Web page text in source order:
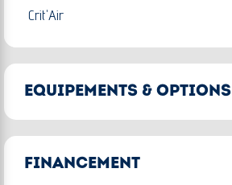
Crit'Air
EQUIPEMENTS & OPTIONS
Accès Confort
FINANCEMENT